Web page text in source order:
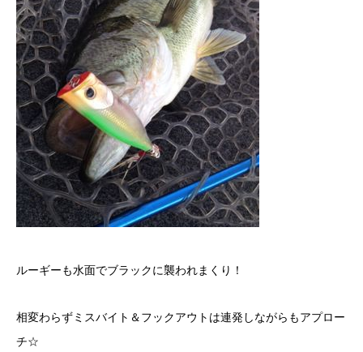
ルーギーも水面でブラックに襲われまくり！
相変わらずミスバイト＆フックアウトは連発しながらもアプロー
チ☆